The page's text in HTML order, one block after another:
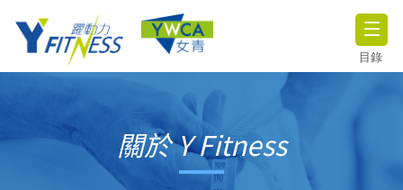
目錄
關於 Y Fitness